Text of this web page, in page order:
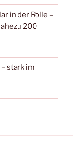
in der Rolle –
200
stark im